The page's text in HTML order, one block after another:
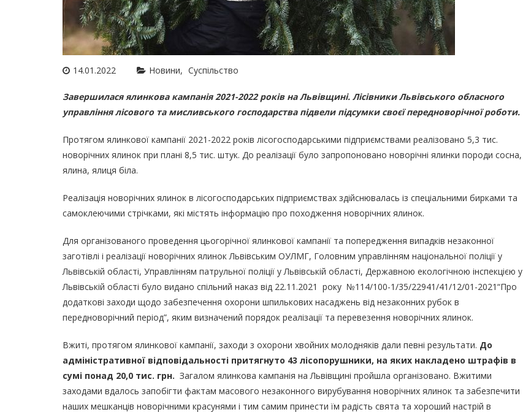
14.01.2022 Новини Суспільство
Завершилася ялинкова кампанія 2021-2022 років на Львівщині. Лісівники Львівського обласного
управління лісового та мисливського господарства підвели підсумки своєї передноворічної роботи.
Протягом ялинкової кампанії 2021-2022 років лісогосподарськими підприємствами реалізовано 5,3 тис.
новорічних ялинок при плані 8,5 тис. штук. До реалізації було запропоновано новорічні ялинки породи сосна,
ялина, ялиця біла.
Реалізація новорічних ялинок в лісогосподарських підприємствах здійснювалась із спеціальними бирками та
самоклеючими стрічками, які містять інформацію про походження новорічних ялинок.
Для організованого проведення цьогорічної ялинкової кампанії та попередження випадків незаконної
заготівлі і реалізації новорічних ялинок Львівським ОУЛМГ, Головним управлінням національної поліції у
Львівській області, Управлінням патрульної поліції у Львівській області, Державною екологічною інспекцією у
Львівській області було видано спільний наказ від 22.11.2021 року №114/100-1/35/22941/41/12/01-2021“Про
додаткові заходи щодо забезпечення охорони шпилькових насаджень від незаконних рубок в
передноворічний період”, яким визначений порядок реалізації та перевезення новорічних ялинок.
Вжиті, протягом ялинкової кампанії, заходи з охорони хвойних молодняків дали певні результати. До
адміністративної відповідальності притягнуто 43 лісопорушники, на яких накладено штрафів в
сумі понад 20,0 тис. грн. Загалом ялинкова кампанія на Львівщині пройшла організовано. Вжитими
заходами вдалось запобігти фактам масового незаконного вирубування новорічних ялинок та забезпечити
наших мешканців новорічними красунями і тим самим принести їм радість свята та хороший настрій в